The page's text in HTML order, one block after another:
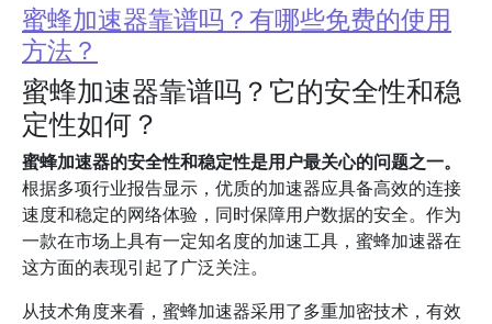
蜜蜂加速器靠谱吗？有哪些免费的使用
方法？
蜜蜂加速器靠谱吗？它的安全性和稳
定性如何？
蜜蜂加速器的安全性和稳定性是用户最关心的问题之一。
根据多项行业报告显示，优质的加速器应具备高效的连接
速度和稳定的网络体验，同时保障用户数据的安全。作为
一款在市场上具有一定知名度的加速工具，蜜蜂加速器在
这方面的表现引起了广泛关注。
从技术角度来看，蜜蜂加速器采用了多重加密技术，有效